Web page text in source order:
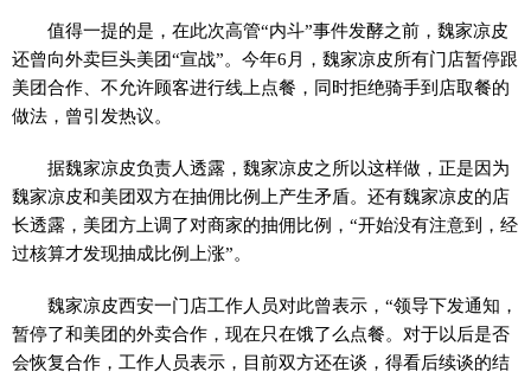
值得一提的是，在此次高管“内斗”事件发酵之前，魏家凉皮
还曾向外卖巨头美团“宣战”。今年6月，魏家凉皮所有门店暂停跟
美团合作、不允许顾客进行线上点餐，同时拒绝骑手到店取餐的
做法，曾引发热议。
据魏家凉皮负责人透露，魏家凉皮之所以这样做，正是因为
魏家凉皮和美团双方在抽佣比例上产生矛盾。还有魏家凉皮的店
长透露，美团方上调了对商家的抽佣比例，“开始没有注意到，经
过核算才发现抽成比例上涨”。
魏家凉皮西安一门店工作人员对此曾表示，“领导下发通知，
暂停了和美团的外卖合作，现在只在饿了么点餐。对于以后是否
会恢复合作，工作人员表示，目前双方还在谈，得看后续谈的结